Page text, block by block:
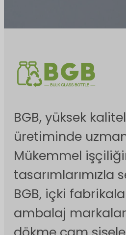
BGB, yüksek
üretiminde
Mükemmel
tasarımlarımızla
BGB, içki
ambalaj